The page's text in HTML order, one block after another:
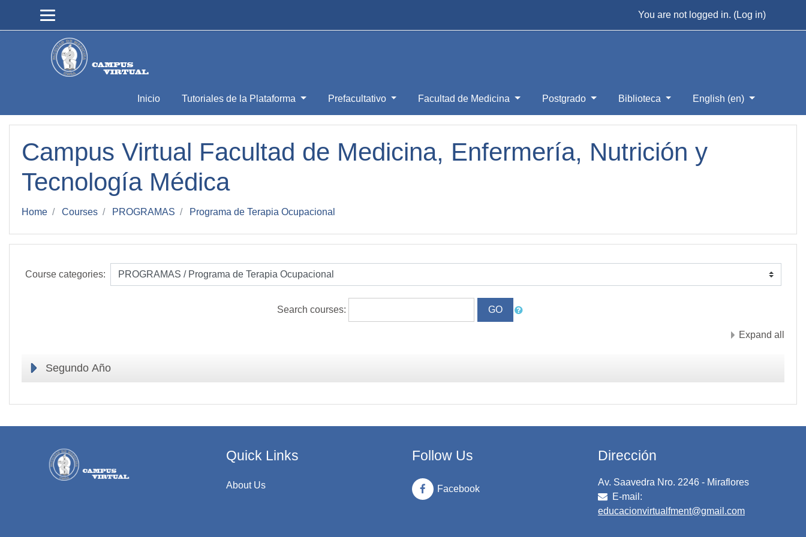
You are not logged in. (Log in)
Inicio Tutoriales de la Plataforma Prefacultativo Facultad de Medicina Postgrado Biblioteca English ‎(en)‎
Campus Virtual Facultad de Medicina, Enfermería, Nutrición y
Tecnología Médica
Home Courses PROGRAMAS Programa de Terapia Ocupacional
Course categories:
Search courses:
Expand all
Segundo Año
Quick Links
About Us
Follow Us
Facebook
Dirección
Av. Saavedra Nro. 2246 - Miraflores
E-mail:
educacionvirtualfment@gmail.com